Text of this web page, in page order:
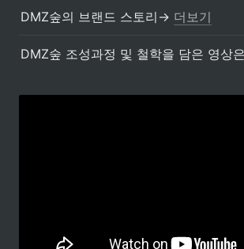
DMZ숲의 브랜드 스토리→ 더보기
DMZ숲 조성과정 및 철학을 담은 영상